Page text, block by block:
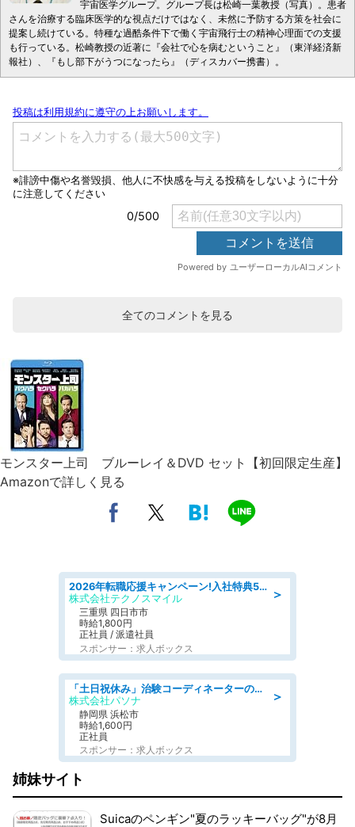
宇宙医学グループ。グループ長は松崎一葉教授（写真）。患者
さんを治療する臨床医学的な視点だけではなく、未然に予防する方策を社会に
提案し続けている。特種な過酷条件下で働く宇宙飛行士の精神心理面での支援
も行っている。松崎教授の近著に『会社で心を病むということ』（東洋経済新
報社）、『もし部下がうつになったら』（ディスカバー携書）。
全てのコメントを見る
モンスター上司 ブルーレイ＆DVD セット【初回限定生産】
Amazonで詳しく見る
＞
2026年転職応援キャンペーン!入社特典58万円/デンソーで働こう!自動車工場で小型部品の検査業務 denso aichi
株式会社テクノスマイル
三重県 四日市市
時給1,800円
正社員 / 派遣社員
スポンサー：求人ボックス
＞
「土日祝休み」治験コーディネーターのお仕事/未経験OK
株式会社パソナ
静岡県 浜松市
時給1,600円
正社員
スポンサー：求人ボックス
姉妹サイト
Suicaのペンギン"夏のラッキーバッグ"が8月